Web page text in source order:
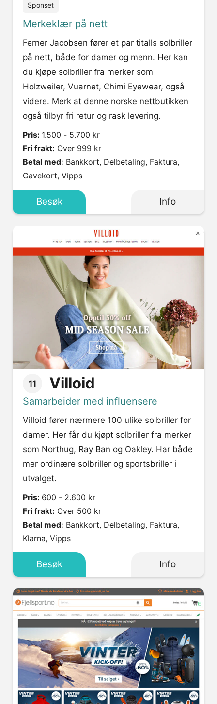
Sponset
Merkeklær på nett
Ferner Jacobsen fører et par titalls solbriller
på nett, både for damer og menn. Her kan
du kjøpe solbriller fra merker som
Holzweiler, Vuarnet, Chimi Eyewear, også
videre. Merk at denne norske nettbutikken
også tilbyr fri retur og rask levering.
Pris: 1.500 - 5.700 kr
Fri frakt: Over 999 kr
Betal med:
Gavekort, Vipps
Besøk Info
11 Villoid
Samarbeider med influensere
Villoid fører nærmere 100 ulike solbriller for
damer. Her får du kjøpt solbriller fra merker
som Northug, Ray Ban og Oakley. Har både
mer ordinære solbriller og sportsbriller i
utvalget.
Pris: 600 - 2.600 kr
Fri frakt: Over 500 kr
Betal med:
Klarna, Vipps
Besøk Info